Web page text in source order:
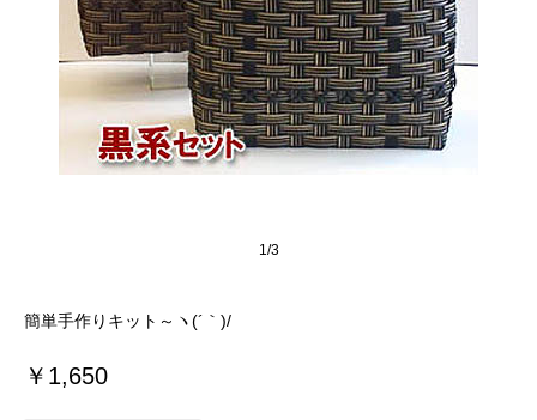
1/3
簡単手作りキット～ヽ(´｀)/
￥1,650